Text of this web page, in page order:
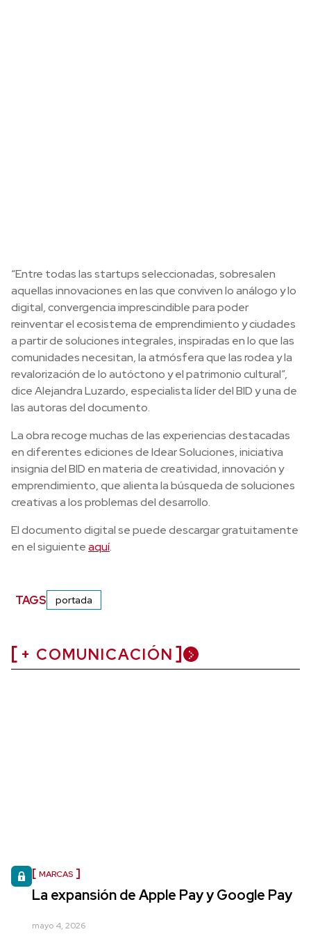
“Entre todas las startups seleccionadas, sobresalen
aquellas innovaciones en las que conviven lo análogo y lo
digital, convergencia imprescindible para poder
reinventar el ecosistema de emprendimiento y ciudades
a partir de soluciones integrales, inspiradas en lo que las
comunidades necesitan, la atmósfera que las rodea y la
revalorización de lo autóctono y el patrimonio cultural”,
dice Alejandra Luzardo, especialista líder del BID y una de
las autoras del documento.
La obra recoge muchas de las experiencias destacadas
en diferentes ediciones de Idear Soluciones, iniciativa
insignia del BID en materia de creatividad, innovación y
emprendimiento, que alienta la búsqueda de soluciones
creativas a los problemas del desarrollo.
El documento digital se puede descargar gratuitamente
en el siguienteaquí.
TAGS portada
+ COMUNICACIÓN
MARCAS
La expansión de Apple Pay y Google Pay
mayo 4, 2026